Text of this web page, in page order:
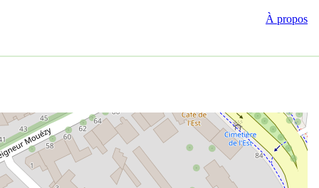
À propos